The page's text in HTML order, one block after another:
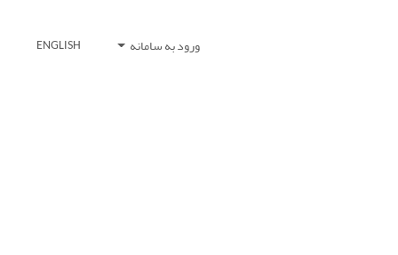
ورود به سامانه ENGLISH